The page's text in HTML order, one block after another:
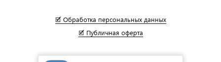
🗹 Обработка персональных данных
🗹 Публичная оферта